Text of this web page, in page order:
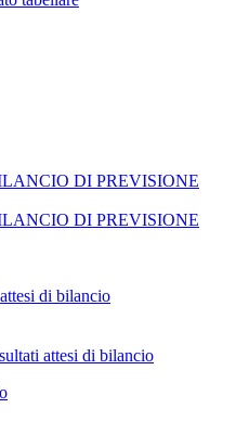
DI PREVISIONE
DI PREVISIONE
di bilancio
attesi di bilancio